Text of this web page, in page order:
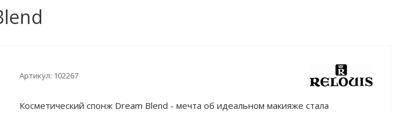
Артикул: 102267
Косметический спонж Dream Blend - мечта об идеальном макияже стала